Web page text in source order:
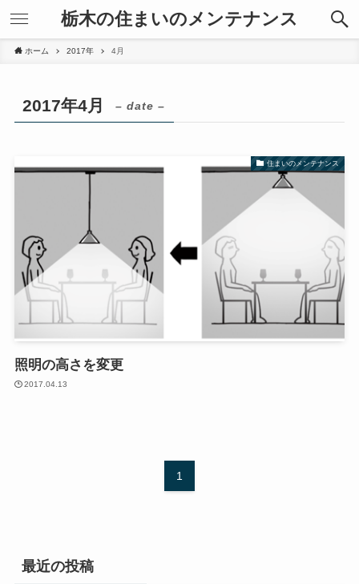
栃木の住まいのメンテナンス
ホーム 2017年 4月
2017年4月 – date –
住まいのメンテナンス
照明の高さを変更
2017.04.13
1
最近の投稿